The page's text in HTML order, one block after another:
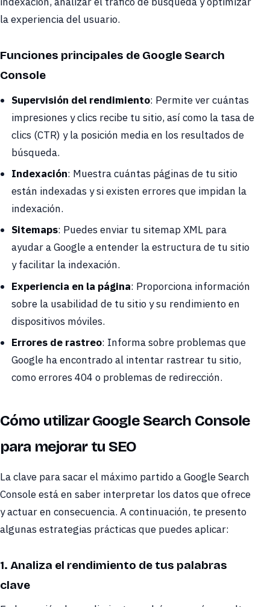
la experiencia del usuario.
Funciones principales de Google Search
Console
Supervisión del rendimiento: Permite ver cuántas
impresiones y clics recibe tu sitio, así como la tasa de
clics (CTR) y la posición media en los resultados de
búsqueda.
Indexación: Muestra cuántas páginas de tu sitio
están indexadas y si existen errores que impidan la
indexación.
Sitemaps: Puedes enviar tu sitemap XML para
ayudar a Google a entender la estructura de tu sitio
y facilitar la indexación.
Experiencia en la página: Proporciona información
sobre la usabilidad de tu sitio y su rendimiento en
dispositivos móviles.
Errores de rastreo: Informa sobre problemas que
Google ha encontrado al intentar rastrear tu sitio,
como errores 404 o problemas de redirección.
Cómo utilizar Google Search Console
para mejorar tu SEO
La clave para sacar el máximo partido a Google Search
Console está en saber interpretar los datos que ofrece
y actuar en consecuencia. A continuación, te presento
algunas estrategias prácticas que puedes aplicar:
1. Analiza el rendimiento de tus palabras
clave